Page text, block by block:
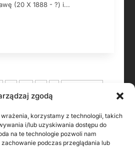
zgodą
korzystamy z technologii, takich
i/lub uzyskiwania dostępu do
na te technologie pozwoli nam
podczas przeglądania lub
(20 X 1888 - ?) i...